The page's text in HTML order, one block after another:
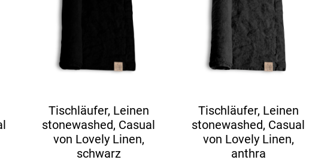
Tischläufer, Leinen
stonewashed, Casual
von Lovely Linen,
schwarz
Tischläufer, Leinen
stonewashed, Casual
von Lovely Linen,
anthra